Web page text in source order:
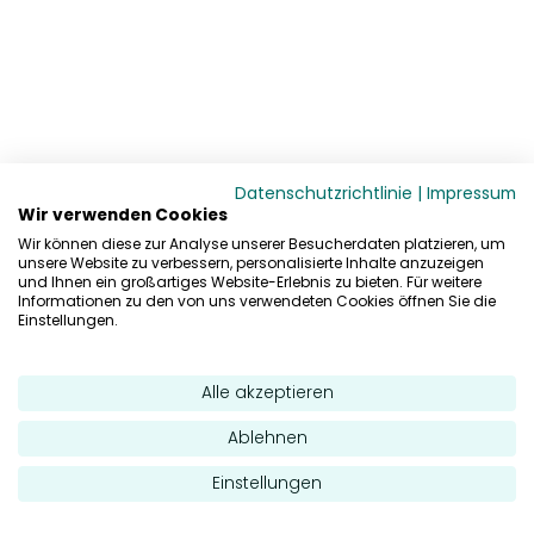
Datenschutzrichtlinie | Impressum
Wir verwenden Cookies
Wir können diese zur Analyse unserer Besucherdaten platzieren, um
unsere Website zu verbessern, personalisierte Inhalte anzuzeigen
und Ihnen ein großartiges Website-Erlebnis zu bieten. Für weitere
Informationen zu den von uns verwendeten Cookies öffnen Sie die
Einstellungen.
Alle akzeptieren
Ablehnen
Einstellungen